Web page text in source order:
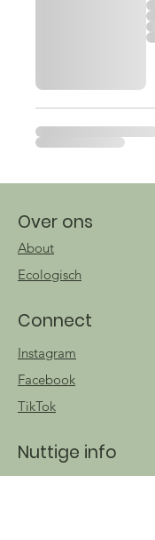
Over ons
Connect
About
Ecologisch
Instagram
Facebook
TikTok
Nuttige info